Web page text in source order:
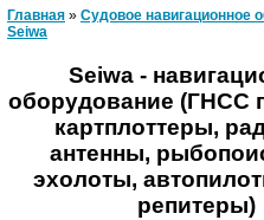
Главная » Судовое навигационное
Seiwa
Seiwa -
оборудование (ГНСС
картплоттеры,
антенны,
эхолоты,
репитеры)